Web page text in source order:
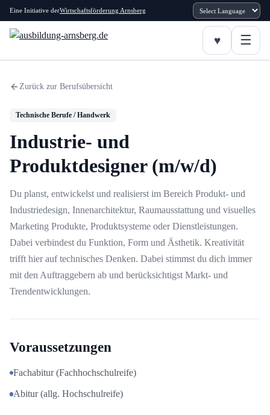
Eine Initiative derWirtschaftsförderung Arnsberg
Zurück zur Berufsübersicht
Technische Berufe / Handwerk
Industrie- und
Produktdesigner (m/w/d)
Du planst, entwickelst und realisierst im Bereich Produkt- und
Industriedesign, Innenarchitektur, Raumausstattung und visuelles
Marketing Produkte, Produktsysteme oder Dienstleistungen.
Dabei verbindest du Funktion, Form und Ästhetik. Kreativität
trifft hier auf technisches Denken. Dabei stimmst du dich immer
mit den Auftraggebern ab und berücksichtigst Markt- und
Trendentwicklungen.
Voraussetzungen
Fachabitur (Fachhochschulreife)
Abitur (allg. Hochschulreife)